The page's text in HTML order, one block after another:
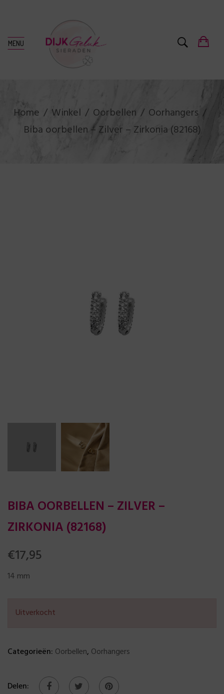
MENU
Home Winkel Oorbellen
Oorhangers
Biba oorbellen – Zilver – Zirkonia (82168)
BIBA OORBELLEN – ZILVER –
ZIRKONIA (82168)
€17,95
14 mm
Uitverkocht
Categorieën: Oorbellen, Oorhangers
Delen: